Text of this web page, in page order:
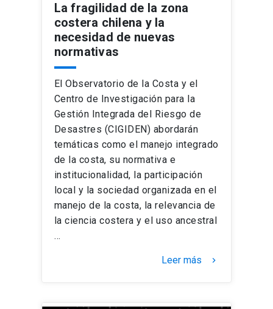
La fragilidad de la zona
costera chilena y la
necesidad de nuevas
normativas
El Observatorio de la Costa y el
Centro de Investigación para la
Gestión Integrada del Riesgo de
Desastres (CIGIDEN) abordarán
temáticas como el manejo integrado
de la costa, su normativa e
institucionalidad, la participación
local y la sociedad organizada en el
manejo de la costa, la relevancia de
la ciencia costera y el uso ancestral
…
Leer más keyboard_arrow_right